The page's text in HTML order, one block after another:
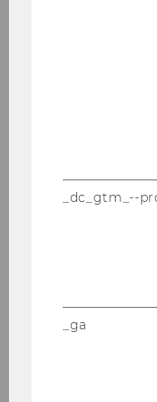
Unabhängiger
Wolfgang
Moot Court
EC Tax
Taxation -
University of
_dc_gtm_--
_ga